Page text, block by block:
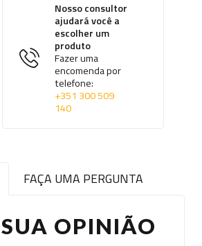
Nosso consultor
ajudará você a
escolher um
produto
Fazer uma
encomenda por
telefone:
+351 300 509
140
FAÇA UMA PERGUNTA
SUA OPINIÃO